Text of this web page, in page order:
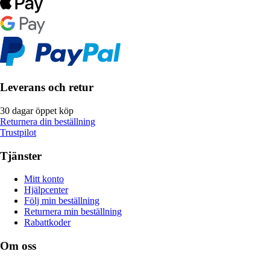
Leverans och retur
30 dagar öppet köp
Returnera din beställning
Trustpilot
Tjänster
Mitt konto
Hjälpcenter
Följ min beställning
Returnera min beställning
Rabattkoder
Om oss